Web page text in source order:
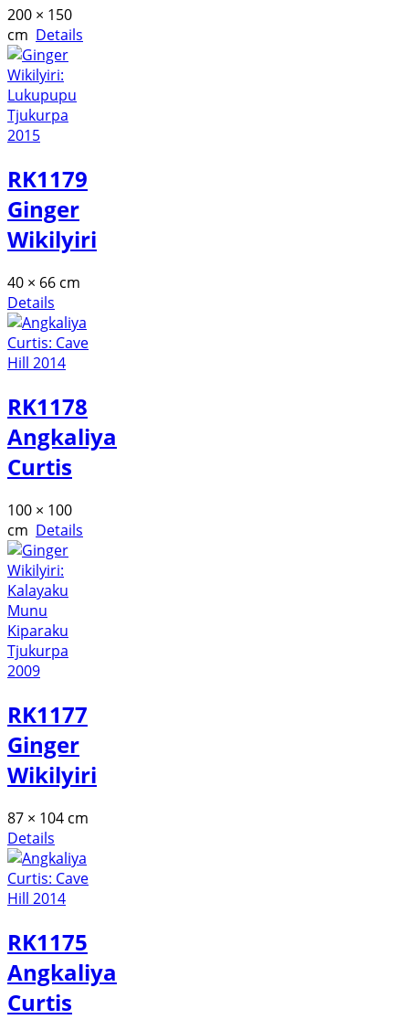
200 × 150
cm Details
RK1179
Ginger
Wikilyiri
40 × 66 cm
Details
RK1178
Angkaliya
Curtis
100 × 100
cm Details
RK1177
Ginger
Wikilyiri
87 × 104 cm
Details
RK1175
Angkaliya
Curtis